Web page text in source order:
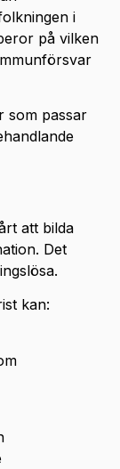
i
på vilken
som passar
att bilda
Det
kan: